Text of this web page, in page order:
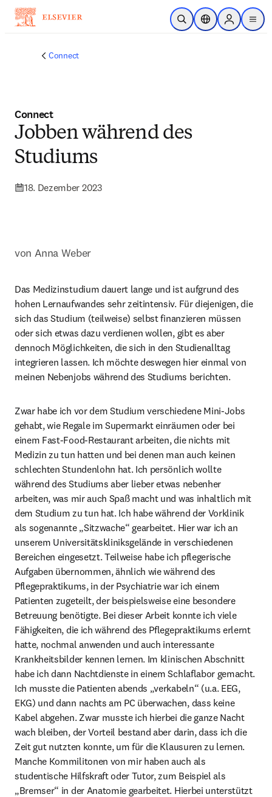
Zum Hauptinhalt wechseln
Suche öffnenStandortauswahl
Sign in to
menu
Connect
Connect
Jobben während des
Studiums
18. Dezember 2023
von Anna Weber
Das Medizinstudium dauert lange und ist aufgrund des
hohen Lernaufwandes sehr zeitintensiv. Für diejenigen, die
sich das Studium (teilweise) selbst finanzieren müssen
oder sich etwas dazu verdienen wollen, gibt es aber
dennoch Möglichkeiten, die sich in den Studienalltag
integrieren lassen. Ich möchte deswegen hier einmal von
meinen Nebenjobs während des Studiums berichten.
Zwar habe ich vor dem Studium verschiedene Mini-Jobs
gehabt, wie Regale im Supermarkt einräumen oder bei
einem Fast-Food-Restaurant arbeiten, die nichts mit
Medizin zu tun hatten und bei denen man auch keinen
schlechten Stundenlohn hat. Ich persönlich wollte
während des Studiums aber lieber etwas nebenher
arbeiten, was mir auch Spaß macht und was inhaltlich mit
dem Studium zu tun hat. Ich habe während der Vorklinik
als sogenannte „Sitzwache“ gearbeitet. Hier war ich an
unserem Universitätskliniksgelände in verschiedenen
Bereichen eingesetzt. Teilweise habe ich pflegerische
Aufgaben übernommen, ähnlich wie während des
Pflegepraktikums, in der Psychiatrie war ich einem
Patienten zugeteilt, der beispielsweise eine besondere
Betreuung benötigte. Bei dieser Arbeit konnte ich viele
Fähigkeiten, die ich während des Pflegepraktikums erlernt
hatte, nochmal anwenden und auch interessante
Krankheitsbilder kennen lernen. Im klinischen Abschnitt
habe ich dann Nachtdienste in einem Schlaflabor gemacht.
Ich musste die Patienten abends „verkabeln“ (u.a. EEG,
EKG) und dann nachts am PC überwachen, dass keine
Kabel abgehen. Zwar musste ich hierbei die ganze Nacht
wach bleiben, der Vorteil bestand aber darin, dass ich die
Zeit gut nutzten konnte, um für die Klausuren zu lernen.
Manche Kommilitonen von mir haben auch als
studentische Hilfskraft oder Tutor, zum Beispiel als
„Bremser“ in der Anatomie gearbeitet. Hierbei unterstützt